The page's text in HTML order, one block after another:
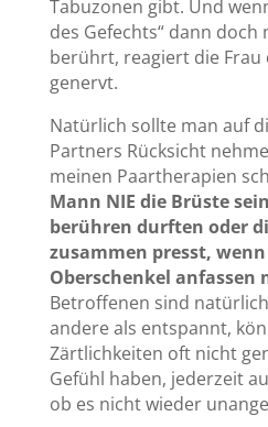
Tabuzonen gibt. Und
des Gefechts“ dann doch
berührt, reagiert die
genervt.
Natürlich sollte man auf
Partners Rücksicht
meinen Paartherapien
Mann NIE die Brüste
berühren durften oder
zusammen presst,
Oberschenkel anfassen
Betroffenen sind
andere als entspannt,
Zärtlichkeiten oft nicht
Gefühl haben, jederzeit
ob es nicht wieder